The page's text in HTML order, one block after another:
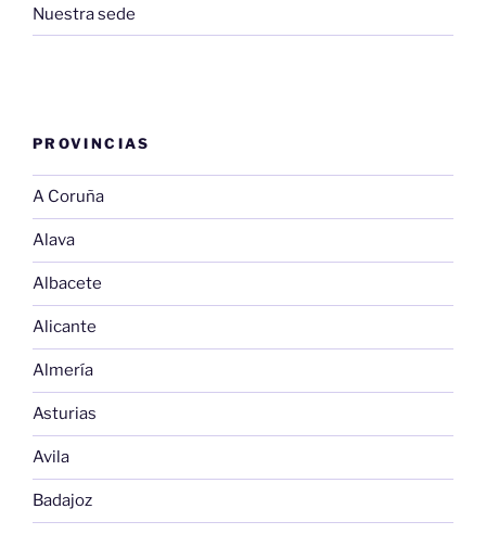
Nuestra sede
PROVINCIAS
A Coruña
Alava
Albacete
Alicante
Almería
Asturias
Avila
Badajoz